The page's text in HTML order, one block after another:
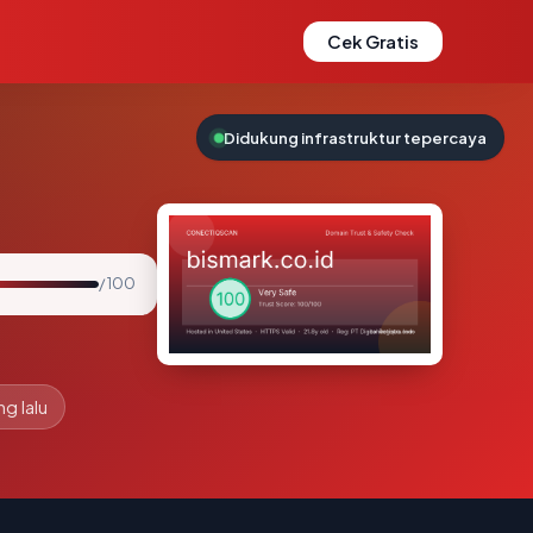
Cek Gratis
/ 100
lalu
Didukung infrastruktur tepercaya